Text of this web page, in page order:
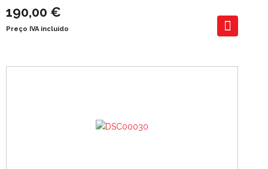
190,00 €
Preço IVA incluído